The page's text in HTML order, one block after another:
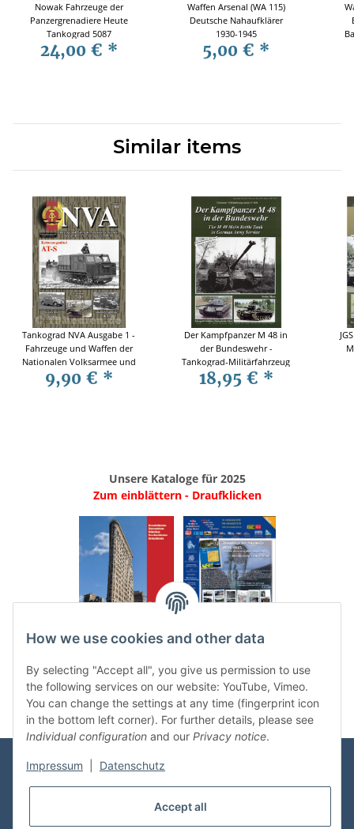
Nowak Fahrzeuge der
Panzergrenadiere Heute
Tankograd 5087
24,00 € *
Waffen Arsenal (WA 115)
Deutsche Nahaufklärer
1930-1945
5,00 € *
Similar items
Tankograd NVA Ausgabe 1 -
Fahrzeuge und Waffen der
Nationalen Volksarmee und
der Bewaffneten Organe der
9,90 € *
Der Kampfpanzer M 48 in
der Bundeswehr -
Tankograd-Militärfahrzeug
Spezial Nr. 5011
18,95 € *
Unsere Kataloge für 2025
Zum einblättern - Draufklicken
. ..
Categories
How we use cookies and other data
By selecting "Accept all", you give us permission to use
the following services on our website: YouTube, Vimeo.
You can change the settings at any time (fingerprint icon
in the bottom left corner). For further details, please see
Individual configuration and our Privacy notice.
Impressum Datenschutz
Accept all